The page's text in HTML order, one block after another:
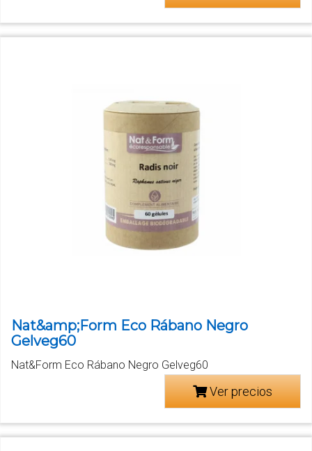
Nat&amp;Form Eco Rábano Negro
Gelveg60
Nat&Form Eco Rábano Negro Gelveg60
Ver precios